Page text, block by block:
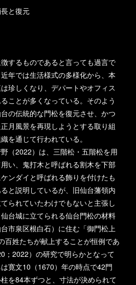
と復元
するものであると言っても過言で
年では生活様式の多様化から、本
珍しくなり、デパートやオフィス
ことが多くなっている。そのよう
の伝統的な門松を復元させ、かつ
月風景を再現しようとする取り組
を通じて行われている。
（2022）は、三階松・五階松を用
い、鬼打木と呼ばれる割木を下部
ンダイと呼ばれる飾りを付けたも
と説明しているが、旧仙台藩領内
られていたわけでもないと主張し
台城に立てられる仙台門松の材料
市泉区根白石）に住む「御門松上
百姓たちが献上することが恒例であ
；2022）の研究で明らかとなって
寛文10（1670）年の時点で42門
を84本ずつと、寸法が決められて